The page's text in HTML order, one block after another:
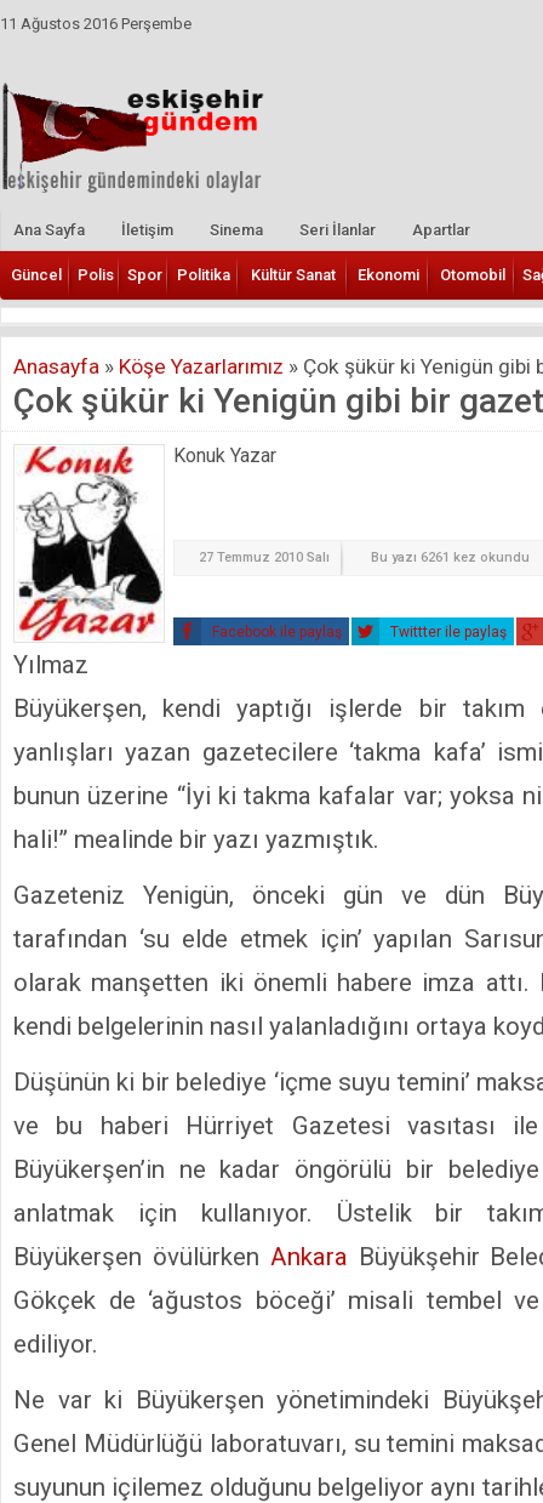
11 Ağustos 2016 Perşembe
Ana Sayfa İletişim Sinema Seri İlanlar Apartlar
Güncel Polis Spor Politika Kültür Sanat Ekonomi Otomobil
Anasayfa » Köşe Yazarlarımız » Çok şükür ki Yenigün gibi
Çok şükür ki Yenigün gibi bir
Konuk Yazar
27 Temmuz 2010 Salı Bu yazı 6261 kez okundu
Facebook ile paylaş Twittter ile paylaş
Yılmaz
Büyükerşen, kendi yaptığı işlerde bir takım
yanlışları yazan gazetecilere ‘takma kafa’
bunun üzerine “İyi ki takma kafalar var; yoksa
hali!” mealinde bir yazı yazmıştık.
Gazeteniz Yenigün, önceki gün ve dün
tarafından ‘su elde etmek için’ yapılan
olarak manşetten iki önemli habere imza attı.
kendi belgelerinin nasıl yalanladığını ortaya
Düşünün ki bir belediye ‘içme suyu temini’
ve bu haberi Hürriyet Gazetesi vasıtası
Büyükerşen’in ne kadar öngörülü bir
anlatmak için kullanıyor. Üstelik bir
Büyükerşen övülürken Ankara Büyükşehir
Gökçek de ‘ağustos böceği’ misali tembel
ediliyor.
Ne var ki Büyükerşen yönetimindeki
Genel Müdürlüğü laboratuvarı, su temini
suyunun içilemez olduğunu belgeliyor aynı